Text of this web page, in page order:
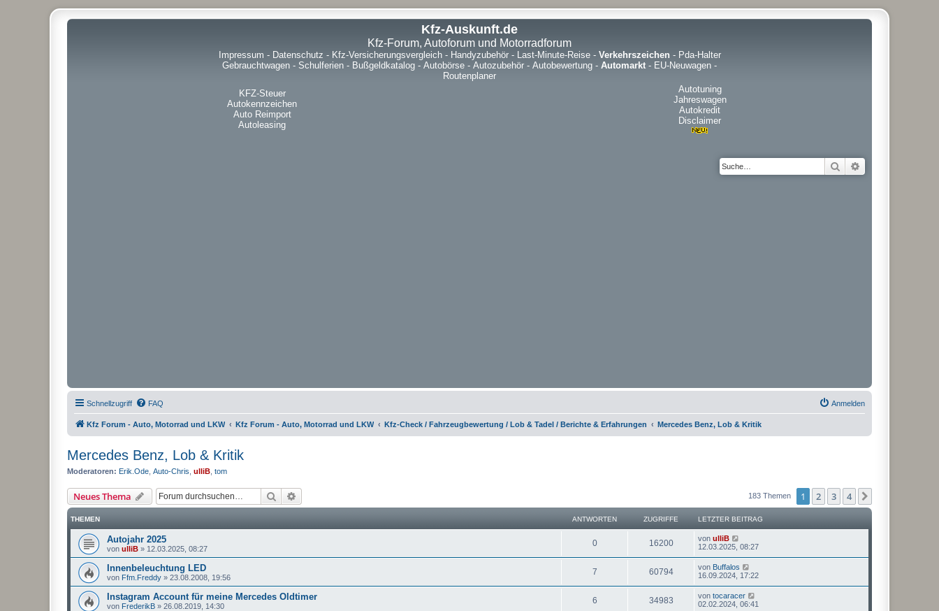
Kfz-Auskunft.de
Kfz-Forum, Autoforum und Motorradforum
Impressum - Datenschutz - Kfz-Versicherungsvergleich- Handyzubehör- Last-Minute-Reise- Verkehrszeichen- Pda-Halter
Gebrauchtwagen - Schulferien - Bußgeldkatalog - Autobörse - Autozubehör - Autobewertung - Automarkt - EU-Neuwagen -
Routenplaner
KFZ-Steuer
Autokennzeichen
Auto Reimport
Autoleasing
Autotuning
Jahreswagen
Autokredit
Disclaimer
Suche
Schnellzugriff FAQ Anmelden
Kfz Forum - Auto, Motorrad und LKW Kfz Forum - Auto, Motorrad und LKW Kfz-Check / Fahrzeugbewertung / Lob & Tadel / Berichte & Erfahrungen Mercedes Benz, Lob & Kritik
Mercedes Benz, Lob & Kritik
Moderatoren: Erik.Ode Auto-Chris ulliB tom
Neues Thema Suche 183 Themen 1 2 3 4
THEMEN ANTWORTEN ZUGRIFFE LETZTER BEITRAG
Autojahr 2025
von ulliB » 12.03.2025, 08:27
0 16200 von ulliB
12.03.2025, 08:27
Innenbeleuchtung LED
von Ffm.Freddy » 23.08.2008, 19:56
7 60794 von Buffalos
16.09.2024, 17:22
Instagram Account für meine Mercedes Oldtimer
von FrederikB » 26.08.2019, 14:30
6 34983 von tocaracer
02.02.2024, 06:41